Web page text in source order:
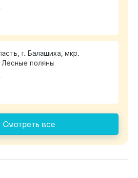
г. Балашиха, мкр.
Лесные поляны
Смотреть все